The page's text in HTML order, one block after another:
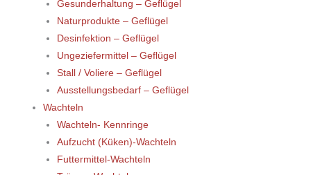
Gesunderhaltung – Geflügel
Naturprodukte – Geflügel
Desinfektion – Geflügel
Ungeziefermittel – Geflügel
Stall / Voliere – Geflügel
Ausstellungsbedarf – Geflügel
Wachteln
Wachteln- Kennringe
Aufzucht (Küken)-Wachteln
Futtermittel-Wachteln